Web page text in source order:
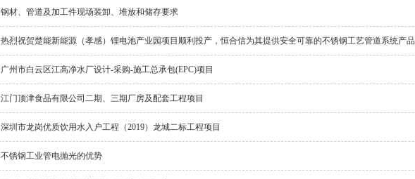
钢材、管道及加工件现场装卸、堆放和储存要求
热烈祝贺楚能新能源（孝感）锂电池产业园项目顺利投产，恒合信为其提供安全可靠的不锈钢工艺管道系统产品
广州市白云区江高净水厂设计-采购-施工总承包(EPC)项目
江门顶津食品有限公司二期、三期厂房及配套工程项目
深圳市龙岗优质饮用水入户工程（2019）龙城二标工程项目
不锈钢工业管电抛光的优势